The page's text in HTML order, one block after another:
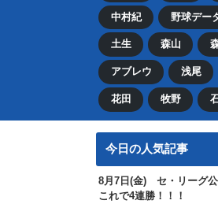
中村紀 野球デー
土生 森山
アブレウ 浅尾
花田 牧野
今日の人気記事
8月7日(金) セ・リーグ
これで4連勝！！！